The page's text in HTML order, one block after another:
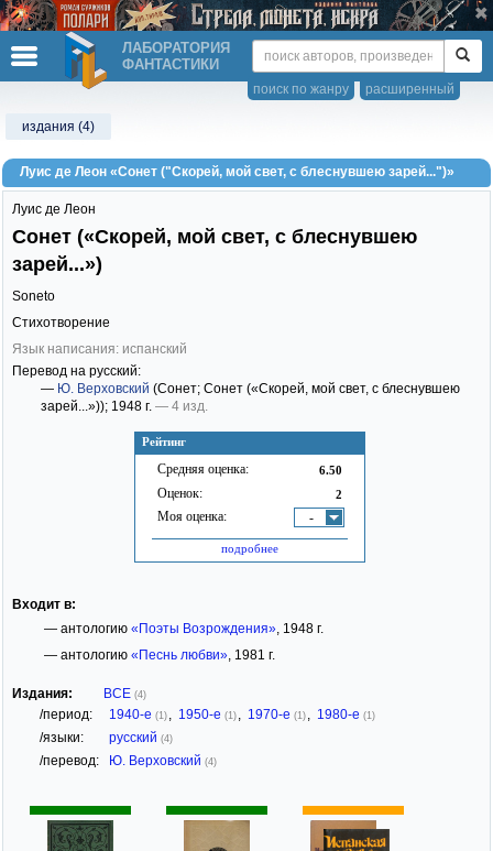
ЛАБОРАТОРИЯ
ФАНТАСТИКИ
расширенный
поиск по жанру
издания (4)
Луис де Леон «Сонет ("Скорей, мой свет, с блеснувшею зарей...")»
Рейтинг
Средняя оценка: 6.50
Оценок: 2
Моя оценка: -
подробнее
Луис де Леон
Сонет («Скорей, мой свет, с блеснувшею
зарей...»)
Soneto
Стихотворение
Язык написания: испанский
Перевод на русский:
— Ю. Верховский (Сонет; Сонет («Скорей, мой свет, с блеснувшею
зарей...»)); 1948 г. — 4 изд.
Входит в:
— антологию «Поэты Возрождения», 1948 г.
— антологию «Песнь любви», 1981 г.
Издания: ВСЕ (4)
/период: 1940-е (1) 1950-е (1) 1970-е (1) 1980-е (1)
/языки: русский (4)
/перевод: Ю. Верховский (4)